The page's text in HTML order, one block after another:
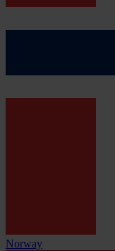
Norway